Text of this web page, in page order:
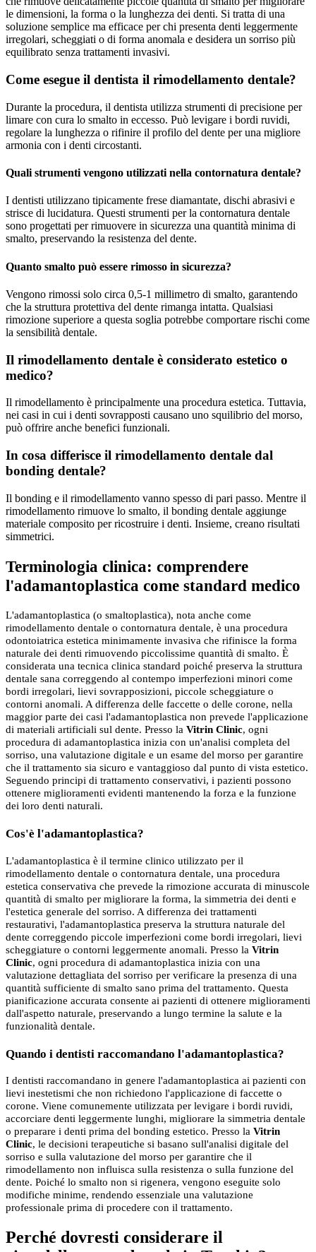
le dimensioni, la forma o la lunghezza dei denti. Si tratta di una
soluzione semplice ma efficace per chi presenta denti leggermente
irregolari, scheggiati o di forma anomala e desidera un sorriso più
equilibrato senza trattamenti invasivi.
Come esegue il dentista il rimodellamento dentale?
Durante la procedura, il dentista utilizza strumenti di precisione per
limare con cura lo smalto in eccesso. Può levigare i bordi ruvidi,
regolare la lunghezza o rifinire il profilo del dente per una migliore
armonia con i denti circostanti.
Quali strumenti vengono utilizzati nella contornatura dentale?
I dentisti utilizzano tipicamente frese diamantate, dischi abrasivi e
strisce di lucidatura. Questi strumenti per la contornatura dentale
sono progettati per rimuovere in sicurezza una quantità minima di
smalto, preservando la resistenza del dente.
Quanto smalto può essere rimosso in sicurezza?
Vengono rimossi solo circa 0,5-1 millimetro di smalto, garantendo
che la struttura protettiva del dente rimanga intatta. Qualsiasi
rimozione superiore a questa soglia potrebbe comportare rischi come
la sensibilità dentale.
Il rimodellamento dentale è considerato estetico o
medico?
Il rimodellamento è principalmente una procedura estetica. Tuttavia,
nei casi in cui i denti sovrapposti causano uno squilibrio del morso,
può offrire anche benefici funzionali.
In cosa differisce il rimodellamento dentale dal
bonding dentale?
Il bonding e il rimodellamento vanno spesso di pari passo. Mentre il
rimodellamento rimuove lo smalto, il bonding dentale aggiunge
materiale composito per ricostruire i denti. Insieme, creano risultati
simmetrici.
Terminologia clinica: comprendere
l'adamantoplastica come standard medico
L'adamantoplastica (o smaltoplastica), nota anche come
rimodellamento dentale o contornatura dentale, è una procedura
odontoiatrica estetica minimamente invasiva che rifinisce la forma
naturale dei denti rimuovendo piccolissime quantità di smalto. È
considerata una tecnica clinica standard poiché preserva la struttura
dentale sana correggendo al contempo imperfezioni minori come
bordi irregolari, lievi sovrapposizioni, piccole scheggiature o
contorni anomali. A differenza delle faccette o delle corone, nella
maggior parte dei casi l'adamantoplastica non prevede l'applicazione
di materiali artificiali sul dente. Presso la Vitrin Clinic, ogni
procedura di adamantoplastica inizia con un'analisi completa del
sorriso, una valutazione digitale e un esame del morso per garantire
che il trattamento sia sicuro e vantaggioso dal punto di vista estetico.
Seguendo principi di trattamento conservativi, i pazienti possono
ottenere miglioramenti evidenti mantenendo la forza e la funzione
dei loro denti naturali.
Cos'è l'adamantoplastica?
L'adamantoplastica è il termine clinico utilizzato per il
rimodellamento dentale o contornatura dentale, una procedura
estetica conservativa che prevede la rimozione accurata di minuscole
quantità di smalto per migliorare la forma, la simmetria dei denti e
l'estetica generale del sorriso. A differenza dei trattamenti
restaurativi, l'adamantoplastica preserva la struttura naturale del
dente correggendo piccole imperfezioni come bordi irregolari, lievi
scheggiature o contorni leggermente anomali. Presso la Vitrin
Clinic, ogni procedura di adamantoplastica inizia con una
valutazione dettagliata del sorriso per verificare la presenza di una
quantità sufficiente di smalto sano prima del trattamento. Questa
pianificazione accurata consente ai pazienti di ottenere miglioramenti
dall'aspetto naturale, preservando a lungo termine la salute e la
funzionalità dentale.
Quando i dentisti raccomandano l'adamantoplastica?
I dentisti raccomandano in genere l'adamantoplastica ai pazienti con
lievi inestetismi che non richiedono l'applicazione di faccette o
corone. Viene comunemente utilizzata per levigare i bordi ruvidi,
accorciare denti leggermente lunghi, migliorare la simmetria dentale
o preparare i denti prima del bonding estetico. Presso la Vitrin
Clinic, le decisioni terapeutiche si basano sull'analisi digitale del
sorriso e sulla valutazione del morso per garantire che il
rimodellamento non influisca sulla resistenza o sulla funzione del
dente. Poiché lo smalto non si rigenera, vengono eseguite solo
modifiche minime, rendendo essenziale una valutazione
professionale prima di procedere con il trattamento.
Perché dovresti considerare il